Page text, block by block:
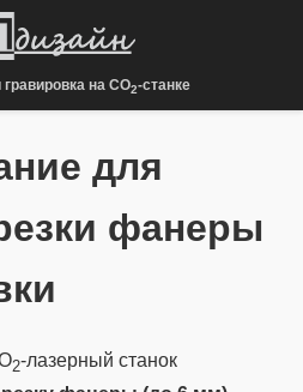
на CO2-станке
для
фанеры
2-лазерный станок